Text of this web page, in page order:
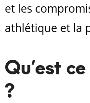
et les
athlétique et la
Qu’est
?